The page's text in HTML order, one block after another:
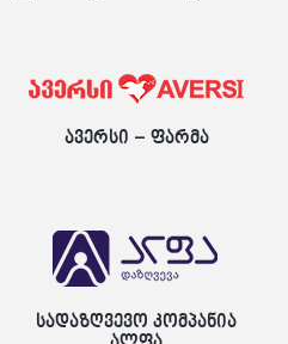
ავერსი – ფარმა
სადაზღვევო კომპანია